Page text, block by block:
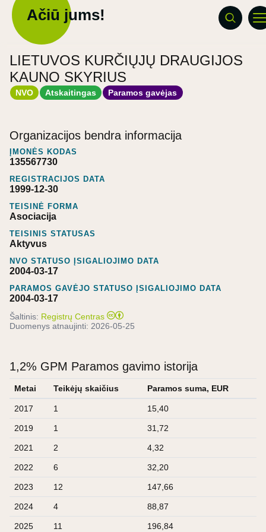
Ačiū jums!
LIETUVOS KURČIŲJŲ DRAUGIJOS
KAUNO SKYRIUS
NVO Atskaitingas Paramos gavėjas
Organizacijos bendra informacija
ĮMONĖS KODAS
135567730
REGISTRACIJOS DATA
1999-12-30
TEISINĖ FORMA
Asociacija
TEISINIS STATUSAS
Aktyvus
NVO STATUSO ĮSIGALIOJIMO DATA
2004-03-17
PARAMOS GAVĖJO STATUSO ĮSIGALIOJIMO DATA
2004-03-17
Šaltinis: Registrų Centras
Duomenys atnaujinti: 2026-05-25
1,2% GPM Paramos gavimo istorija
Metai Teikėjų skaičius Paramos suma, EUR
2017 1 15,40
2019 1 31,72
2021 2 4,32
2022 6 32,20
2023 12 147,66
2024 4 88,87
2025 11 196,84